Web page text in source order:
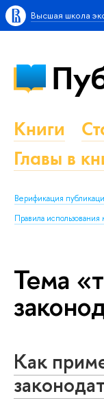
Высшая школа
Книги
Главы в
Верификация
Правила использования
Тема
Как